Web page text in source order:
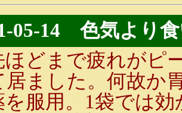
05-14 色気より
どまで疲れがピ
居ました。何故か
を服用。1袋では